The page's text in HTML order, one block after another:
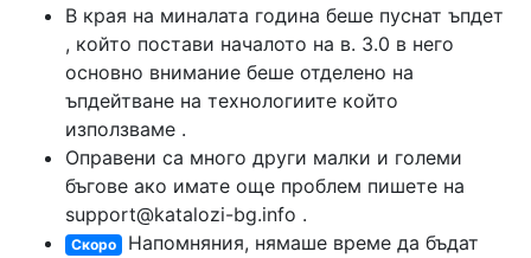
В края на миналата година беше пуснат ъпдет
, който постави началото на в. 3.0 в него
основно внимание беше отделено на
ъпдейтване на технологиите който
използваме .
Оправени са много други малки и големи
бъгове ако имате още проблем пишете на
support@katalozi-bg.info .
Скоро Напомняния, нямаше време да бъдат